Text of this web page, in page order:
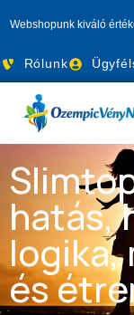
Webshopunk kiváló
Rólunk
hatás,
logika,
és